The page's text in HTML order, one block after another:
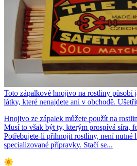
Toto zápalkové hnojivo na rostliny působí
látky, které nenajdete ani v obchodě.
Hnojivo ze zápalek můžete použít na
Musí to však být ty, kterým prospívá síra,
Potřebujete-li přihnojit rostliny, není nutné
specializované přípravky. Stačí se...